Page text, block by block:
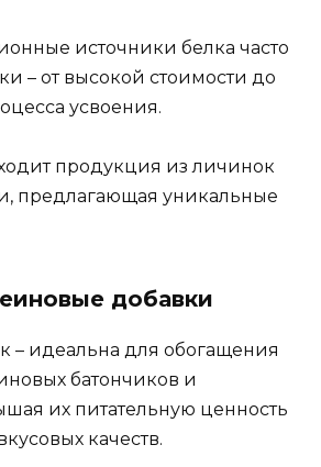
источники белка часто
– от высокой стоимости до
усвоения.
продукция из личинок
предлагающая уникальные
добавки
– идеальна для обогащения
батончиков и
их питательную ценность
качеств.